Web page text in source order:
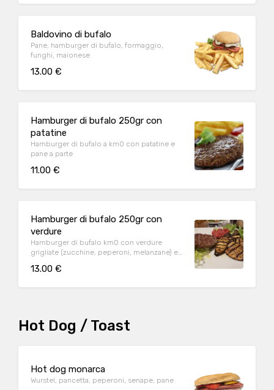
Baldovino di bufalo
Pane, hamburger di bufalo, formaggio,
funghi, maionese
13.00 €
Hamburger di bufalo 250gr con
patatine
Hamburger di bufalo a km0 con patatine e
pane a parte
11.00 €
Hamburger di bufalo 250gr con
verdure
Hamburger di bufalo km0 con verdure
grigliate (zucchine, peperoni, melanzane) e
13.00 €
Hot Dog / Toast
Hot dog monarca
Wurstel, pancetta, peperoni, senape, pane